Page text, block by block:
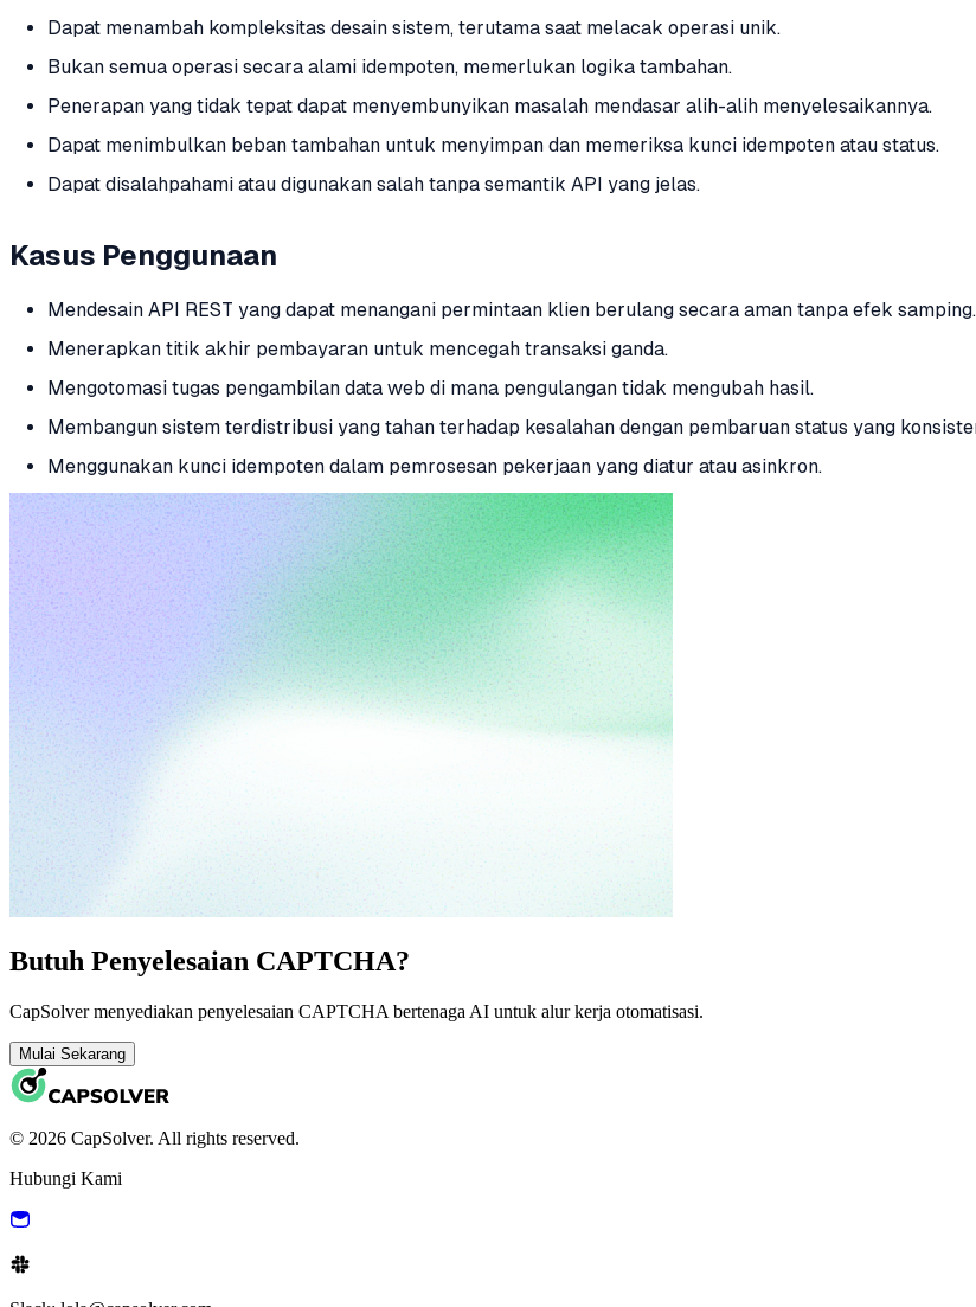
Dapat menambah kompleksitas desain sistem, terutama saat melacak operasi unik.
Bukan semua operasi secara alami idempoten, memerlukan logika tambahan.
Penerapan yang tidak tepat dapat menyembunyikan masalah mendasar alih-alih menyelesaikannya.
Dapat menimbulkan beban tambahan untuk menyimpan dan memeriksa kunci idempoten atau status.
Dapat disalahpahami atau digunakan salah tanpa semantik API yang jelas.
Kasus Penggunaan
Mendesain API REST yang dapat menangani permintaan klien berulang secara aman tanpa efek samping.
Menerapkan titik akhir pembayaran untuk mencegah transaksi ganda.
Mengotomasi tugas pengambilan data web di mana pengulangan tidak mengubah hasil.
Membangun sistem terdistribusi yang tahan terhadap kesalahan dengan pembaruan status yang
Menggunakan kunci idempoten dalam pemrosesan pekerjaan yang diatur atau asinkron.
Butuh Penyelesaian CAPTCHA?
CapSolver menyediakan penyelesaian CAPTCHA bertenaga AI untuk alur kerja otomatisasi.
Mulai Sekarang
© 2026 CapSolver. All rights reserved.
Hubungi Kami